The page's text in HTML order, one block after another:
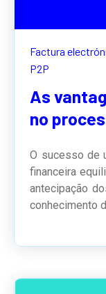
Factura
P2P
As
no
O sucesso de
financeira
antecipação
conhecimento